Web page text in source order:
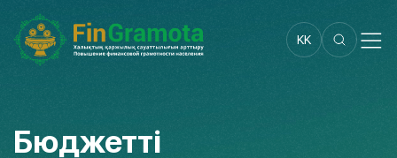
KK
Бюджетті